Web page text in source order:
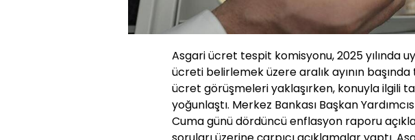
Asgari ücret tespit komisyonu, 2025 yılında
ücreti belirlemek üzere aralık ayının
ücret görüşmeleri yaklaşırken, konuyla ilgili
yoğunlaştı. Merkez Bankası Başkan
Cuma günü dördüncü enflasyon raporu